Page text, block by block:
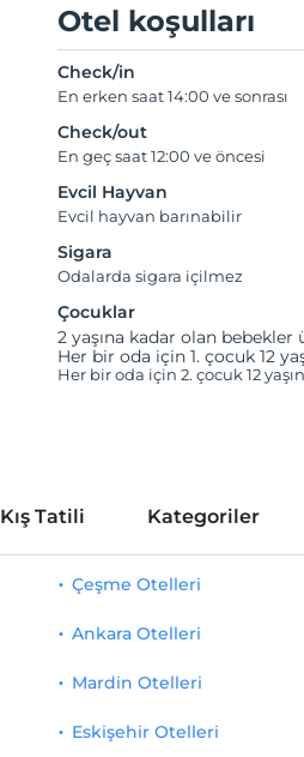
Otel koşulları
Check/in
En erken saat 14:00 ve sonrası
Check/out
En geç saat 12:00 ve öncesi
Evcil Hayvan
Evcil hayvan barınabilir
Sigara
Odalarda sigara içilmez
Çocuklar
2 yaşına kadar olan bebekler
Her bir oda için 1. çocuk 12
Her bir oda için 2. çocuk 12
Kış Tatili Kategoriler
Çeşme Otelleri
Ankara Otelleri
Mardin Otelleri
Eskişehir Otelleri